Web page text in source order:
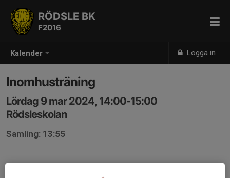
Kalender Logga in
RÖDSLE BK
F2016
Inomhusträning
Lördag 9 mar 2024, 14:00-15:00
Rödsleskolan
Samling: 13:55